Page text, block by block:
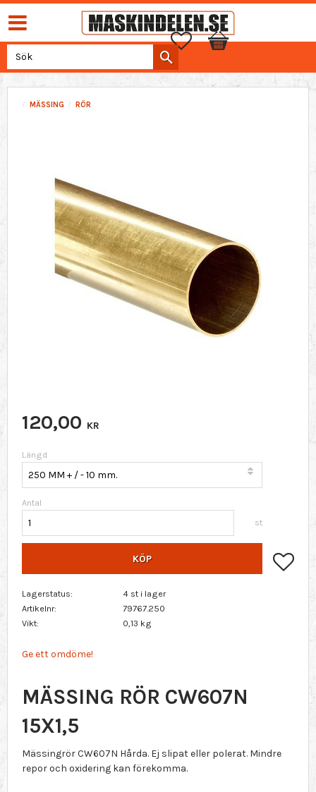
Favoriter
Kundvagn
MÄSSING RÖR
120,00 KR
Längd
Antal
st
KÖP
Lagerstatus
4 st i lager
Artikelnr
79767.250
Vikt
0,13 kg
Ge ett omdöme!
MÄSSING RÖR CW607N
15X1,5
Mässingrör CW607N Hårda. Ej slipat eller polerat. Mindre
repor och oxidering kan förekomma.